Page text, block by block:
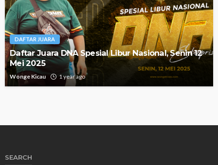
DAFTAR JUARA
Daftar Juara DNA Spesial Libur Nasional, Senin 12
Mei 2025
Wonge Kicau 1 year ago
SEARCH